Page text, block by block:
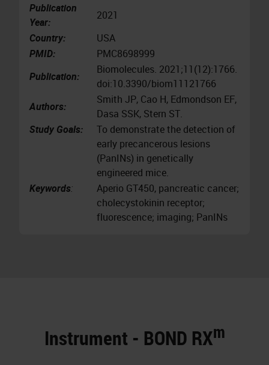
Publication
Year:
2021
Country:
USA
PMID:
PMC8698999
Publication:
Biomolecules. 2021;11(12):1766.
doi:10.3390/biom11121766
Authors:
Smith JP, Cao H, Edmondson EF,
Dasa SSK, Stern ST.
Study Goals:
To demonstrate the detection of
early precancerous lesions
(PanINs) in genetically
engineered mice.
Keywords:
Aperio GT450, pancreatic cancer;
cholecystokinin receptor;
fluorescence; imaging; PanINs
Instrument - BOND RXm